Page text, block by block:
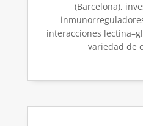
(Barcelona),
interacciones
variedad de